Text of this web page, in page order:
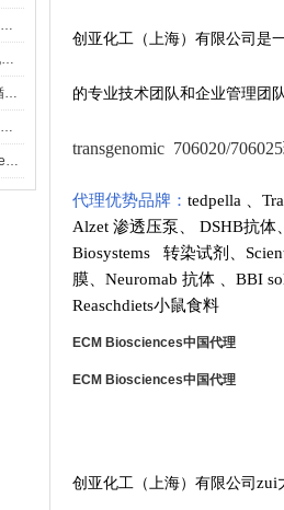
小鼠食料所用的灭菌方法有以下三种
Neuromab 抗体技术的应用表现在这几方面
配制BrainBits 培养基时需要遵循的原则
快来收下这份mattek培养皿的使用指南
知道这4点，您就能轻松选购Spectrum 膜
创亚化工（上海）有限公司是
的专业技术团队和企业管理团
transgenomic 706020/
代理优势品牌： tedpella
Alzet 渗透压泵
DSHB抗体
Biosystems 转染试剂
膜
Neuromab 抗体
BBI
Reaschdiets小鼠食料
ECM Biosciences中国代理
ECM Biosciences中国代理
创亚化工（上海）有限公司zui